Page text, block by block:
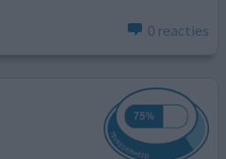
0 reacties